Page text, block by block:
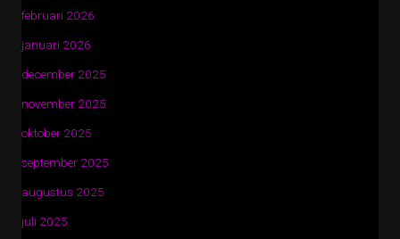
februari 2026
januari 2026
december 2025
november 2025
oktober 2025
september 2025
augustus 2025
juli 2025